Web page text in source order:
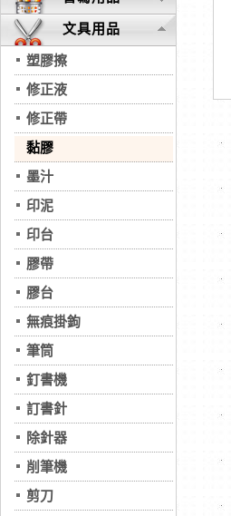
文具用品
塑膠擦
修正液
修正帶
黏膠
墨汁
印泥
印台
膠帶
膠台
無痕掛鉤
筆筒
釘書機
訂書針
除針器
削筆機
剪刀